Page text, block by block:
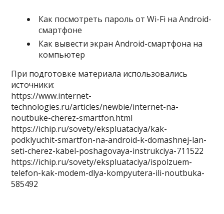
Как посмотреть пароль от Wi-Fi на Android-
смартфоне
Как вывести экран Android-смартфона на
компьютер
При подготовке материала использовались
источники:
https://www.internet-
technologies.ru/articles/newbie/internet-na-
noutbuke-cherez-smartfon.html
https://ichip.ru/sovety/ekspluataciya/kak-
podklyuchit-smartfon-na-android-k-domashnej-lan-
seti-cherez-kabel-poshagovaya-instrukciya-711522
https://ichip.ru/sovety/ekspluataciya/ispolzuem-
telefon-kak-modem-dlya-kompyutera-ili-noutbuka-
585492